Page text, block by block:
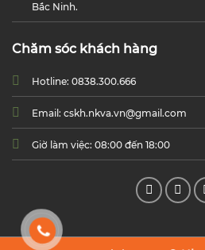
Bắc Ninh.
Chăm sóc khách hàng
Hotline: 0838.300.666
Email: cskh.nkva.vn@gmail.com
Giờ làm việc: 08:00 đến 18:00